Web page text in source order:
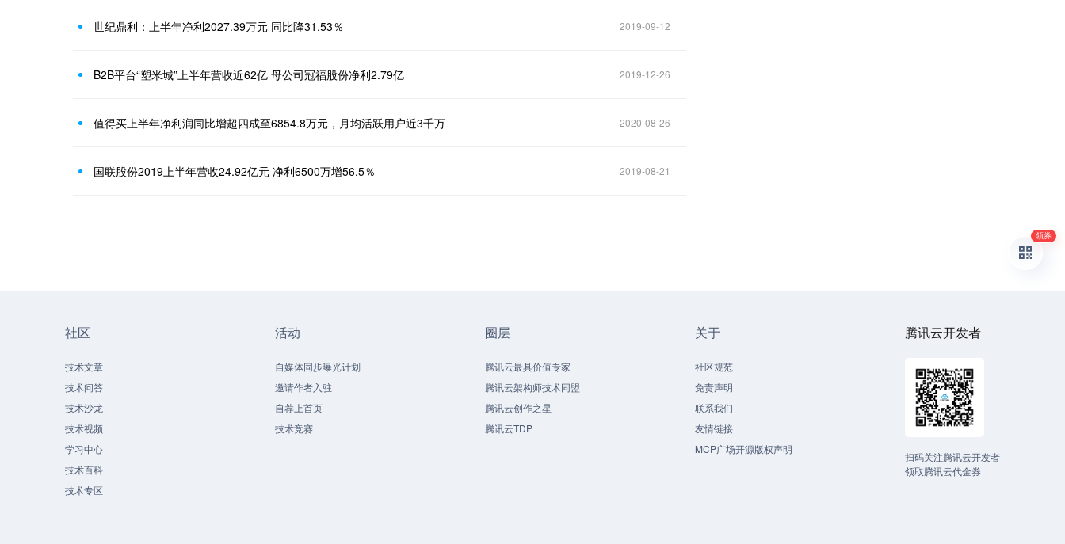
世纪鼎利：上半年净利2027.39万元 同比降31.53％ 2019-09-12
B2B平台“塑米城”上半年营收近62亿 母公司冠福股份净利2.79亿 2019-12-26
值得买上半年净利润同比增超四成至6854.8万元，月均活跃用户近3千万 2020-08-26
国联股份2019上半年营收24.92亿元 净利6500万增56.5％ 2019-08-21
社区
技术文章
技术问答
技术沙龙
技术视频
学习中心
技术百科
技术专区
活动
自媒体同步曝光计划
邀请作者入驻
自荐上首页
技术竞赛
圈层
腾讯云最具价值专家
腾讯云架构师技术同盟
腾讯云创作之星
腾讯云TDP
关于
社区规范
免责声明
联系我们
友情链接
MCP广场开源版权声明
腾讯云开发者
扫码关注腾讯云开发者
领取腾讯云代金券
领券